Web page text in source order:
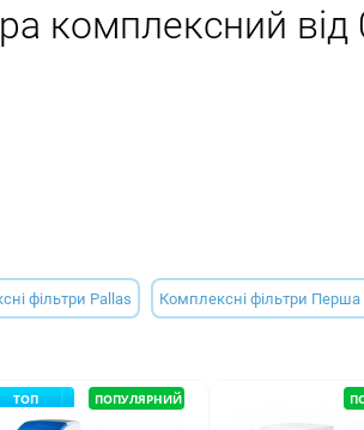
комплексний від
фільтри Pallas Комплексні фільтри Перша
ТОП ПОПУЛЯРНИЙ